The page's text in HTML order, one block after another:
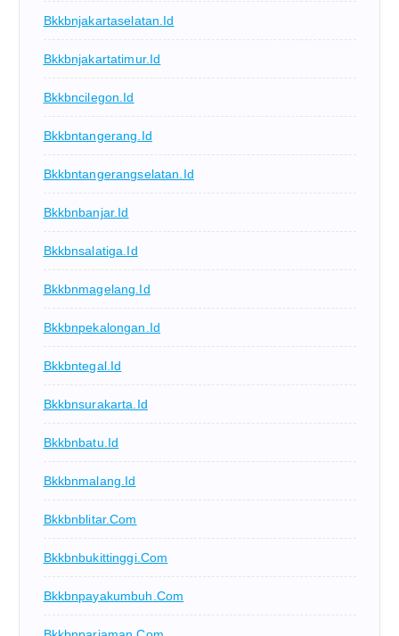
Bkkbnjakartaselatan.id
Bkkbnjakartatimur.id
Bkkbncilegon.id
Bkkbntangerang.id
Bkkbntangerangselatan.id
Bkkbnbanjar.id
Bkkbnsalatiga.id
Bkkbnmagelang.id
Bkkbnpekalongan.id
Bkkbntegal.id
Bkkbnsurakarta.id
Bkkbnbatu.id
Bkkbnmalang.id
Bkkbnblitar.com
Bkkbnbukittinggi.com
Bkkbnpayakumbuh.com